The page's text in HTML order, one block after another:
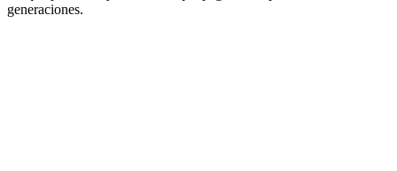
generaciones.